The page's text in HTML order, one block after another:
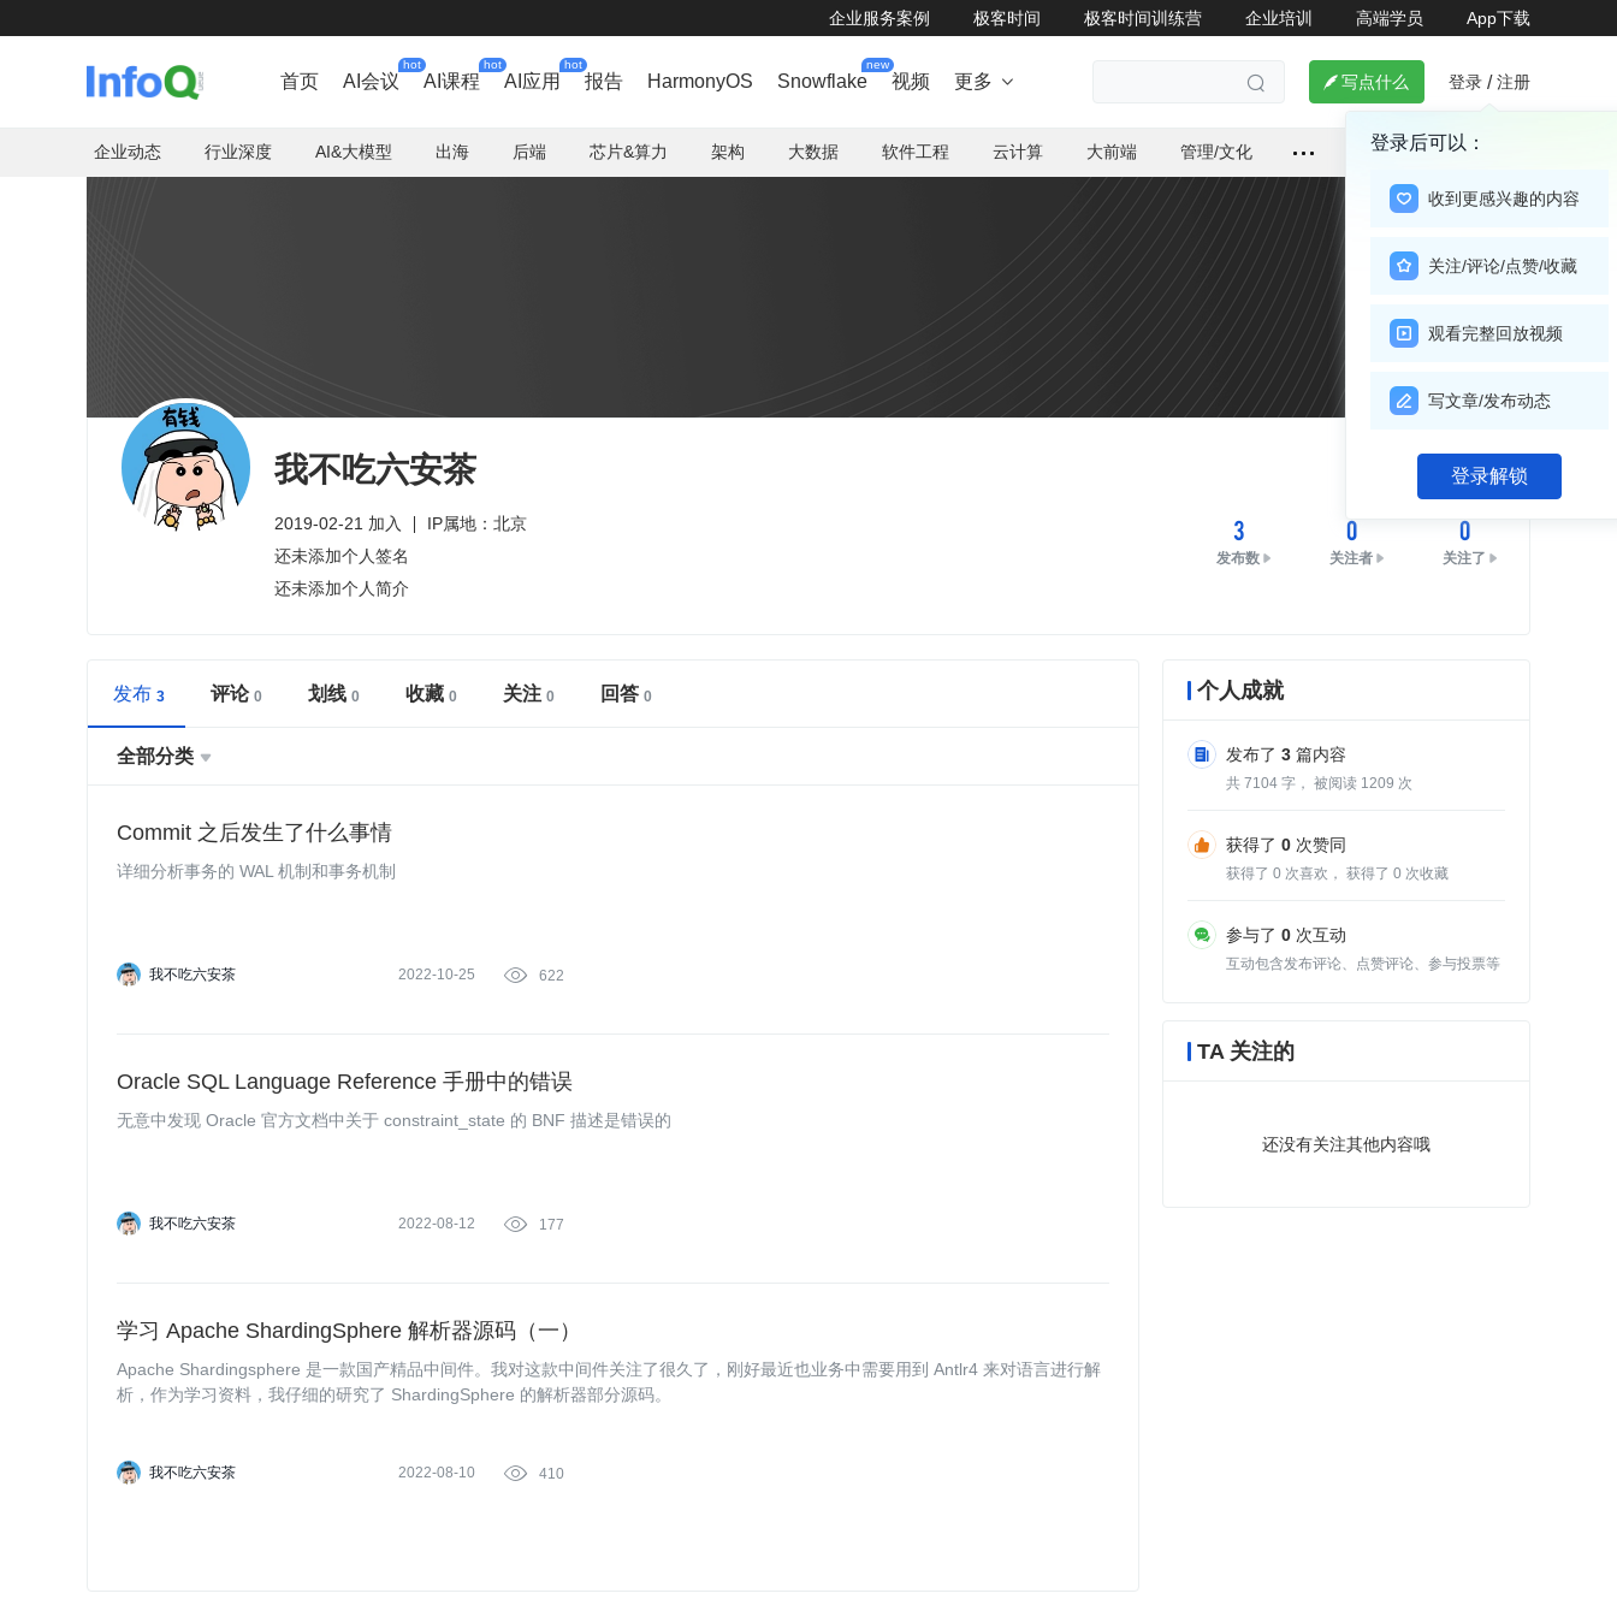
企业服务案例 极客时间 极客时间训练营 企业培训 高端学员 App下载
首页 AI会议
hot
AI课程
hot
AI应用
hot
报告 HarmonyOS Snowflake
new
视频 更多    写点什么 登录 / 注册
登录后可以：
收到更感兴趣的内容
关注/评论/点赞/收藏
观看完整回放视频
写文章/发布动态
登录解锁
企业动态 行业深度 AI&大模型 出海 后端 芯片&算力 架构 大数据 软件工程 云计算 大前端 管理/文化
我不吃六安茶
2019-02-21 加入
IP属地：北京
还未添加个人签名
还未添加个人简介
关注
3
发布数
0
关注者
0
关注了
发布 评论 划线 收藏 关注 回答
全部分类 
Commit 之后发生了什么事情
详细分析事务的 WAL 机制和事务机制
我不吃六安茶 2022-10-25  622
Oracle SQL Language Reference 手册中的错误
无意中发现 Oracle 官方文档中关于 constraint_state 的 BNF 描述是错误的
我不吃六安茶 2022-08-12  177
学习 Apache ShardingSphere 解析器源码（一）
Apache Shardingsphere 是一款国产精品中间件。我对这款中间件关注了很久了，刚好最近也业务中需要用到 Antlr4 来对语言进行解
析，作为学习资料，我仔细的研究了 ShardingSphere 的解析器部分源码。
我不吃六安茶 2022-08-10  410
个人成就
发布了 3 篇内容
共 7104 字， 被阅读 1209 次
获得了 0 次赞同
获得了 0 次喜欢， 获得了 0 次收藏
参与了 0 次互动
互动包含发布评论、点赞评论、参与投票等
TA 关注的
还没有关注其他内容哦